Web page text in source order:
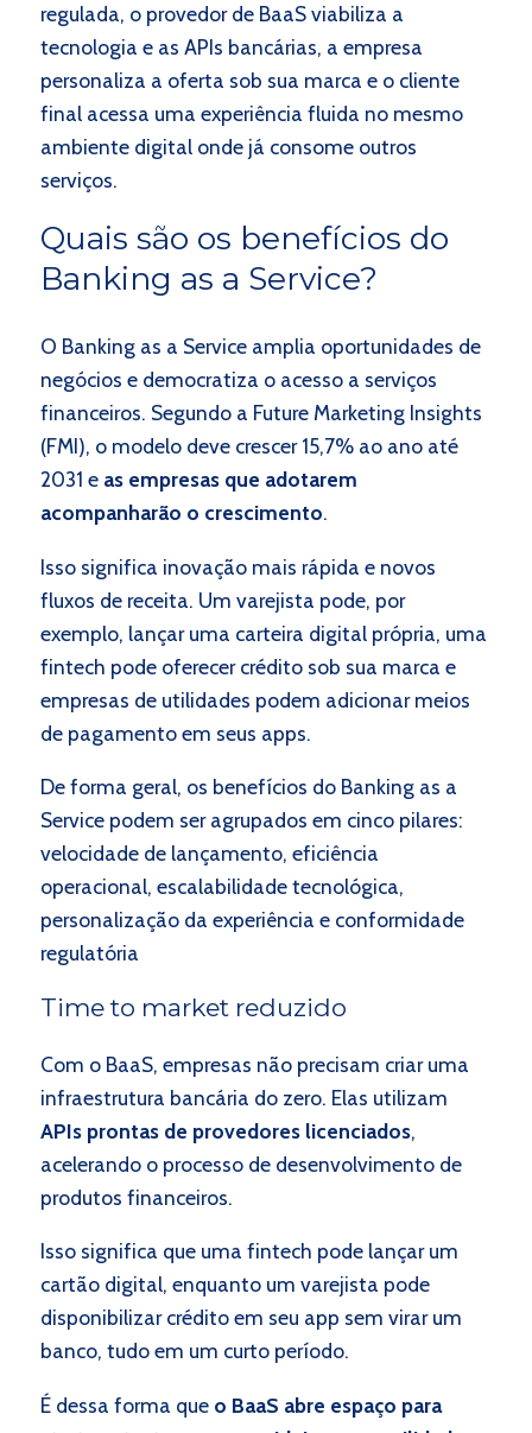
regulada, o provedor de BaaS viabiliza a
tecnologia e as APIs bancárias, a empresa
personaliza a oferta sob sua marca e o cliente
final acessa uma experiência fluida no mesmo
ambiente digital onde já consome outros
serviços.
Quais são os benefícios do
Banking as a Service?
O Banking as a Service amplia oportunidades de
negócios e democratiza o acesso a serviços
financeiros. Segundo a Future Marketing Insights
(FMI), o modelo deve crescer 15,7% ao ano até
2031 e as empresas que adotarem
acompanharão o crescimento.
Isso significa inovação mais rápida e novos
fluxos de receita. Um varejista pode, por
exemplo, lançar uma carteira digital própria, uma
fintech pode oferecer crédito sob sua marca e
empresas de utilidades podem adicionar meios
de pagamento em seus apps.
De forma geral, os benefícios do Banking as a
Service podem ser agrupados em cinco pilares:
velocidade de lançamento, eficiência
operacional, escalabilidade tecnológica,
personalização da experiência e conformidade
regulatória
Time to market reduzido
Com o BaaS, empresas não precisam criar uma
infraestrutura bancária do zero. Elas utilizam
APIs prontas de provedores licenciados,
acelerando o processo de desenvolvimento de
produtos financeiros.
Isso significa que uma fintech pode lançar um
cartão digital, enquanto um varejista pode
disponibilizar crédito em seu app sem virar um
banco, tudo em um curto período.
É dessa forma queo BaaS abre espaço para